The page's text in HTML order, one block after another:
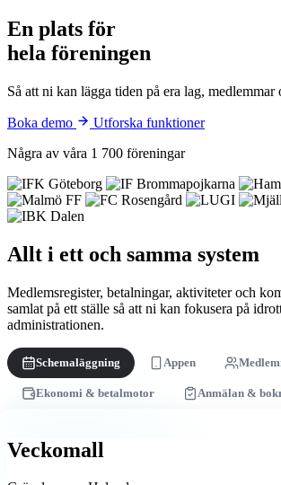
En plats för
hela föreningen
Så att ni kan lägga tiden på era lag, medlemmar
Boka demo
Utforska funktioner
Några av våra 1 700 föreningar
Allt i ett och samma system
Medlemsregister, betalningar, aktiviteter och
samlat på ett ställe så att ni kan fokusera på
administrationen.
Schemaläggning Appen
Ekonomi & betalmotor Anmälan &
Veckomall